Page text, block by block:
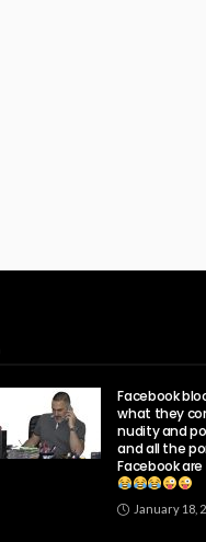
Facebook
what they
nudity and
and all the
Facebook
January 18,